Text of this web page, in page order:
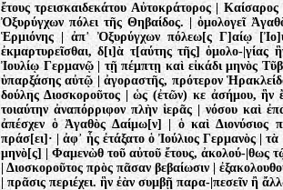
ἔτους τρεισκαιδεκάτου Αὐτοκράτορος |
Ὀξυρύγχων πόλει τῆς Θηβαίδος. | ὁμολογεῖ
Ἑρμιόνης | ἀπ᾽ Ὀξυρύγχων πόλεω[ς Γ]αίῳ
ἐκμαρτυρεῖσθαι, δ[ι]ὰ τ[αύτης τῆς] ὁμολο-
Ἰουλίῳ Γερμανῷ | τῇ πέμπτῃ καὶ εἰκάδι μηνὸς
ὑπαρξάσης αὐτῷ | ἀγοραστῆς, πρότερον
δούλης Διοσκοροῦτος | ὡς (ἐτῶν) κε ἀσήμου, ἣν
τοιαύτην ἀναπόρριφον πλὴν ἱερᾶς | νόσου καὶ
ἀπέσχεν ὁ Ἀγαθὸς Δαίμω[ν] | ὁ καὶ Διονύσιος
πράσ[ει]· | ἀφ᾽ ἧς ἐτάξατο ὁ Ἰούλιος Γερμανὸς |
μηνὸ[ς] | Φαμενὼθ τοῦ αὐτοῦ ἔτους, ἀκολού-|θως
| Διοσκοροῦτος πρὸς πᾶσαν βεβαίωσιν |
| πρᾶσις περιέχει. ἣν ἐὰν συμβῇ παρα-|πεσεῖν ἢ